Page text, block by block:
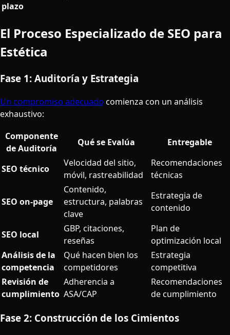
plazo
El Proceso Especializado de SEO para
Estética
Fase 1: Auditoría y Estrategia
Un compromiso adecuado comienza con un análisis
exhaustivo:
Componente
de Auditoría
Qué se Evalúa Entregable
SEO técnico
Velocidad del sitio,
móvil, rastreabilidad
Recomendaciones
técnicas
SEO on-page
Contenido,
estructura, palabras
clave
Estrategia de
contenido
SEO local
GBP, citaciones,
reseñas
Plan de
optimización local
Análisis de la
competencia
Qué hacen bien los
competidores
Estrategia
competitiva
Revisión de
cumplimiento
Adherencia a
ASA/CAP
Recomendaciones
de cumplimiento
Fase 2: Construcción de los Cimientos